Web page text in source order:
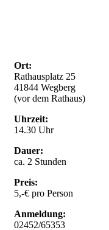
Ort:
Rathausplatz 25
41844 Wegberg
(vor dem Rathaus)
Uhrzeit:
14.30 Uhr
Dauer:
ca. 2 Stunden
Preis:
5,-€ pro Person
Anmeldung:
02452/65353